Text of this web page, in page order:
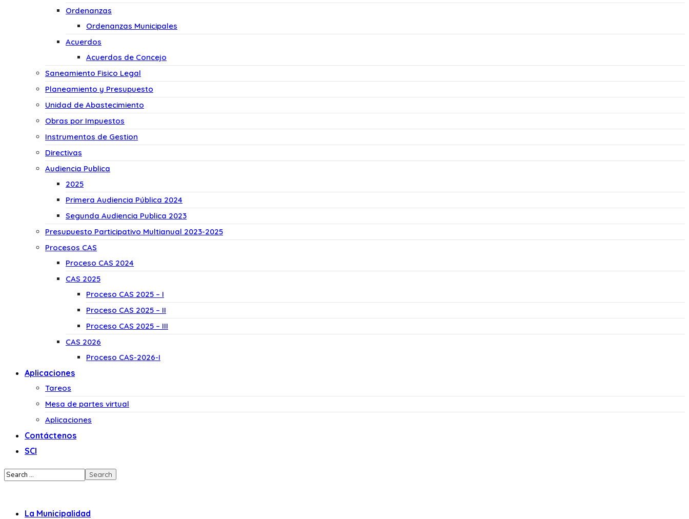
Ordenanzas
Ordenanzas Municipales
Acuerdos
Acuerdos de Concejo
Saneamiento Fisico Legal
Planeamiento y Presupuesto
Unidad de Abastecimiento
Obras por Impuestos
Instrumentos de Gestion
Directivas
Audiencia Publica
2025
Primera Audiencia Pública 2024
Segunda Audiencia Publica 2023
Presupuesto Participativo Multianual 2023-2025
Procesos CAS
Proceso CAS 2024
CAS 2025
Proceso CAS 2025 – I
Proceso CAS 2025 – II
Proceso CAS 2025 – III
CAS 2026
Proceso CAS-2026-I
Aplicaciones
Tareos
Mesa de partes virtual
Aplicaciones
Contáctenos
SCI
La Municipalidad